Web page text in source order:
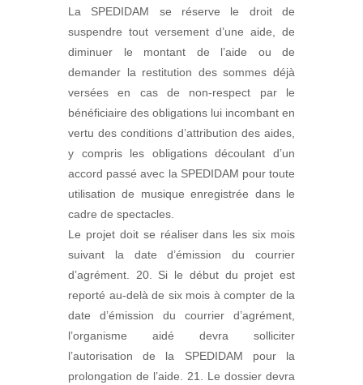
La SPEDIDAM se réserve le droit de
suspendre tout versement d’une aide, de
diminuer le montant de l’aide ou de
demander la restitution des sommes déjà
versées en cas de non-respect par le
bénéficiaire des obligations lui incombant en
vertu des conditions d’attribution des aides,
y compris les obligations découlant d’un
accord passé avec la SPEDIDAM pour toute
utilisation de musique enregistrée dans le
cadre de spectacles.
Le projet doit se réaliser dans les six mois
suivant la date d’émission du courrier
d’agrément. 20. Si le début du projet est
reporté au-delà de six mois à compter de la
date d’émission du courrier d’agrément,
l’organisme aidé devra solliciter
l’autorisation de la SPEDIDAM pour la
prolongation de l’aide. 21. Le dossier devra